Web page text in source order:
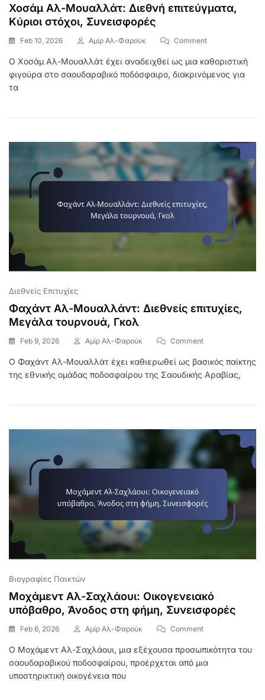
Χοσάμ Αλ-Μουαλλάτ: Διεθνή επιτεύγματα,
Κύριοι στόχοι, Συνεισφορές
Feb 10, 2026 Αμίρ Αλ-Φαρούκ CommentOn
Αλ-
Μουαλλάτ:
Στόχοι,
Ο Χοσάμ Αλ-Μουαλλάτ έχει αναδειχθεί ως μια καθοριστική
φιγούρα στο σαουδαραβικό ποδόσφαιρο, διακρινόμενος για
τα
Διεθνείς Επιτυχίες
Φαχάντ Αλ-Μουαλλάντ: Διεθνείς επιτυχίες,
Μεγάλα τουρνουά, Γκολ
Feb 9, 2026 Αμίρ Αλ-Φαρούκ CommentOn
Αλ-
Μουαλλάντ:
Μεγάλα
Γκολ
Ο Φαχάντ Αλ-Μουαλλάτ έχει καθιερωθεί ως βασικός παίκτης
της εθνικής ομάδας ποδοσφαίρου της Σαουδικής Αραβίας,
Βιογραφίες Παικτών
Μοχάμεντ Αλ-Σαχλάουι: Οικογενειακό
υπόβαθρο, Άνοδος στη φήμη, Συνεισφορές
Feb 6, 2026 Αμίρ Αλ-Φαρούκ CommentOn
Αλ-
Σαχλάουι:
Ο Μοχάμεντ Αλ-Σαχλάουι, μια εξέχουσα προσωπικότητα του
σαουδαραβικού ποδοσφαίρου, προέρχεται από μια
υποστηρικτική οικογένεια που